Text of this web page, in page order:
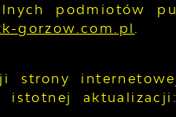
podmiotów
gorzow.com.pl
strony
istotnej